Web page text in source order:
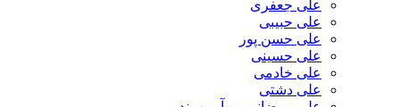
علی جعفری
علی حبیبی
علی حسن پور
علی حسینی
علی خادمی
علی دشتی